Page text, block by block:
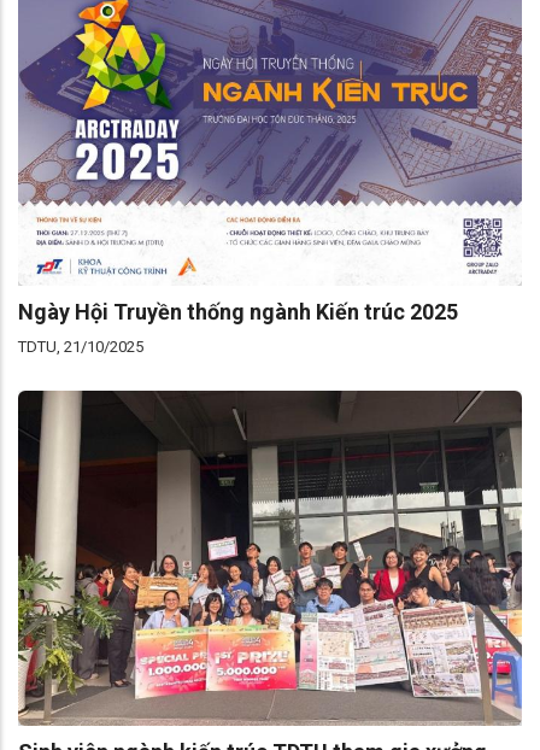
Ngày Hội Truyền thống ngành Kiến trúc 2025
TDTU, 21/10/2025